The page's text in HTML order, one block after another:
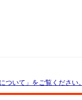
ついて」をご覧ください。